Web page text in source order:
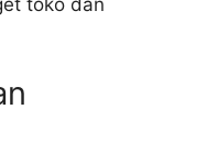
toko dan